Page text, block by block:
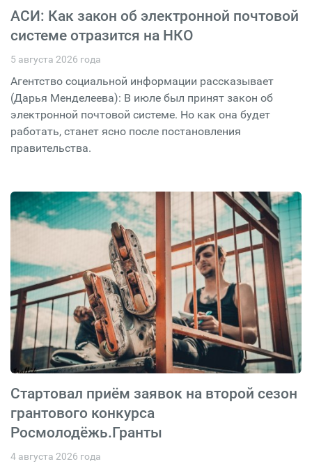
АСИ: Как закон об электронной почтовой
системе отразится на НКО
5 августа 2026 года
Агентство социальной информации рассказывает
(Дарья Менделеева): В июле был принят закон об
электронной почтовой системе. Но как она будет
работать, станет ясно после постановления
правительства.
Стартовал приём заявок на второй сезон
грантового конкурса
Росмолодёжь.Гранты
4 августа 2026 года